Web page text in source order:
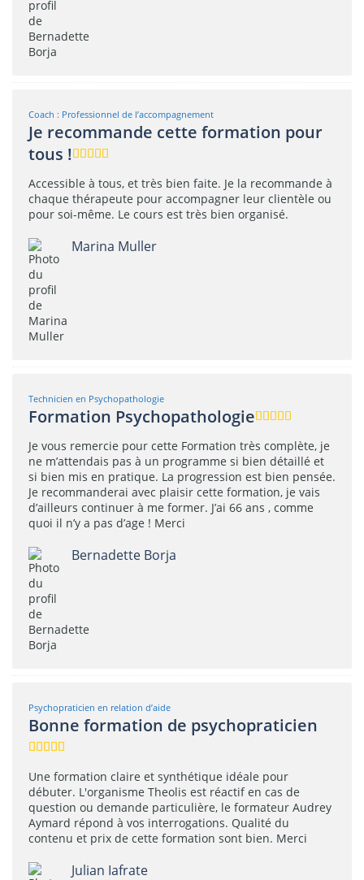
Coach : Professionnel de l’accompagnement
Je recommande cette formation pour
tous !
Accessible à tous, et très bien faite. Je la recommande à
chaque thérapeute pour accompagner leur clientèle ou
pour soi-même. Le cours est très bien organisé.
Marina Muller
Technicien en Psychopathologie
Formation Psychopathologie
Je vous remercie pour cette Formation très complète, je
ne m’attendais pas à un programme si bien détaillé et
si bien mis en pratique. La progression est bien pensée.
Je recommanderai avec plaisir cette formation, je vais
d’ailleurs continuer à me former. J’ai 66 ans , comme
quoi il n’y a pas d’age ! Merci
Bernadette Borja
Psychopraticien en relation d’aide
Bonne formation de psychopraticien
Une formation claire et synthétique idéale pour
débuter. L'organisme Theolis est réactif en cas de
question ou demande particulière, le formateur Audrey
Aymard répond à vos interrogations. Qualité du
contenu et prix de cette formation sont bien. Merci
Julian Iafrate